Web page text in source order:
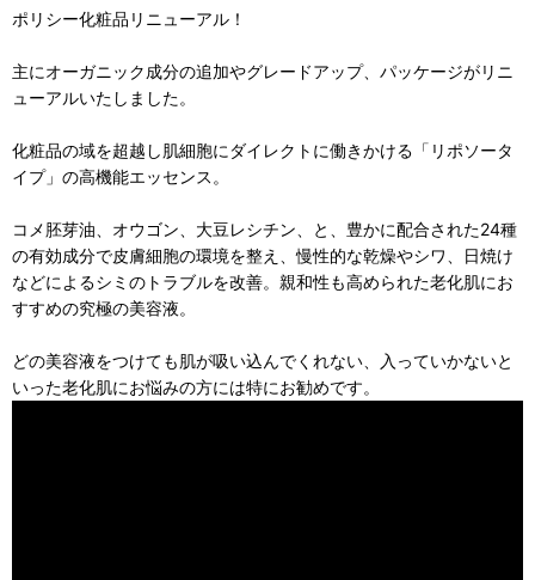
ポリシー化粧品リニューアル！
主にオーガニック成分の追加やグレードアップ、パッケージがリニ
ューアルいたしました。
化粧品の域を超越し肌細胞にダイレクトに働きかける「リポソータ
イプ」の高機能エッセンス。
コメ胚芽油、オウゴン、大豆レシチン、と、豊かに配合された24種
の有効成分で皮膚細胞の環境を整え、慢性的な乾燥やシワ、日焼け
などによるシミのトラブルを改善。親和性も高められた老化肌にお
すすめの究極の美容液。
どの美容液をつけても肌が吸い込んでくれない、入っていかないと
いった老化肌にお悩みの方には特にお勧めです。